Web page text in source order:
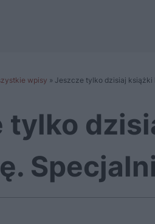
wpisy » Jeszcze tylko dzisiaj książki
tylko